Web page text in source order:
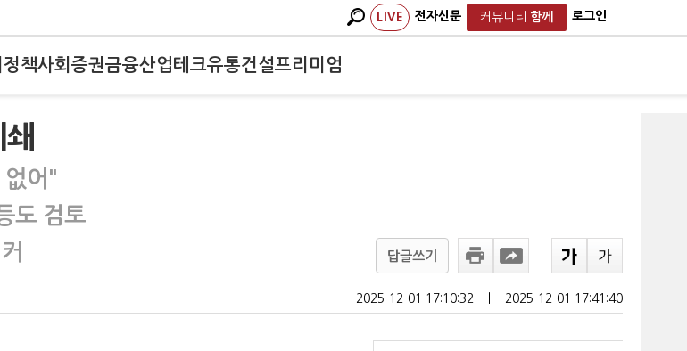
LIVE 전자신문 커뮤니티 함께 로그인
정책사회 증권금융산업테크유통건설프리미엄
어"
도 검토
답글쓰기
2025-12-01 17:10:32 2025-12-01 17:41:40